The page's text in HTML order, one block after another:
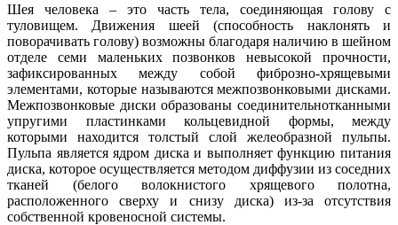
Шея человека – это часть тела, соединяющая голову с
туловищем. Движения шеей (способность наклонять и
поворачивать голову) возможны благодаря наличию в шейном
отделе семи маленьких позвонков невысокой прочности,
зафиксированных между собой фиброзно-хрящевыми
элементами, которые называются межпозвонковыми дисками.
Межпозвонковые диски образованы соединительнотканными
упругими пластинками кольцевидной формы, между
которыми находится толстый слой желеобразной пульпы.
Пульпа является ядром диска и выполняет функцию питания
диска, которое осуществляется методом диффузии из соседних
тканей (белого волокнистого хрящевого полотна,
расположенного сверху и снизу диска) из-за отсутствия
собственной кровеносной системы.